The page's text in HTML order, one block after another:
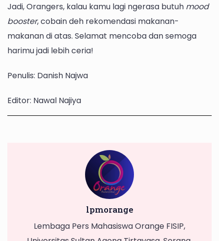
Jadi, Orangers, kalau kamu lagi ngerasa butuh mood
booster, cobain deh rekomendasi makanan-
makanan di atas. Selamat mencoba dan semoga
harimu jadi lebih ceria!
Penulis: Danish Najwa
Editor: Nawal Najiya
lpmorange
Lembaga Pers Mahasiswa Orange FISIP,